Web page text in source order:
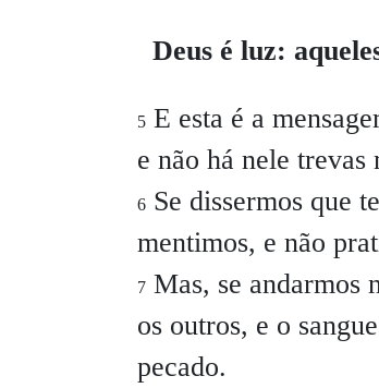
Deus é luz:
5 E esta é a
e não há nele trevas
6 Se dissermos que
mentimos, e não
7 Mas, se andarmos
os outros, e o
pecado.